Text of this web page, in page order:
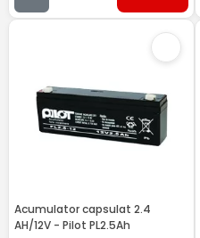
Acumulator capsulat 2.4
AH/12V - Pilot PL2.5Ah